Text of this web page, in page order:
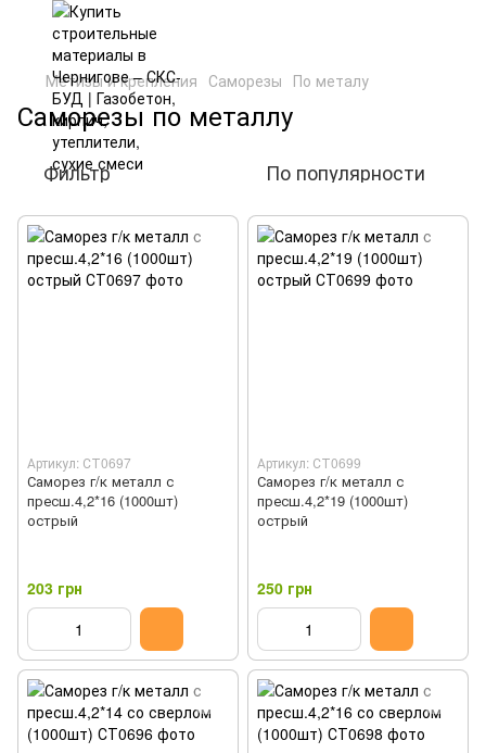
Метизы и крепления Саморезы По металу
Саморезы по металлу
Фильтр По популярности
Артикул: СТ0697
Саморез г/к металл с
пресш.4,2*16 (1000шт)
острый
203 грн
Артикул: СТ0699
Саморез г/к металл с
пресш.4,2*19 (1000шт)
острый
250 грн